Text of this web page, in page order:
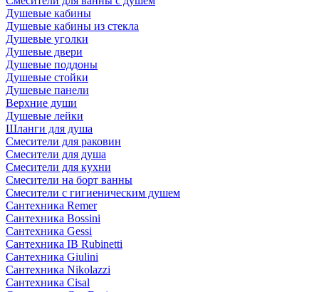
Душевые кабины
Душевые кабины из стекла
Душевые уголки
Душевые двери
Душевые поддоны
Душевые стойки
Душевые панели
Верхние души
Душевые лейки
Шланги для душа
Смесители для раковин
Смесители для душа
Смесители для кухни
Смесители на борт ванны
Смесители с гигиеническим душем
Сантехника Remer
Сантехника Bossini
Сантехника Gessi
Сантехника IB Rubinetti
Сантехника Giulini
Сантехника Nikolazzi
Сантехника Cisal